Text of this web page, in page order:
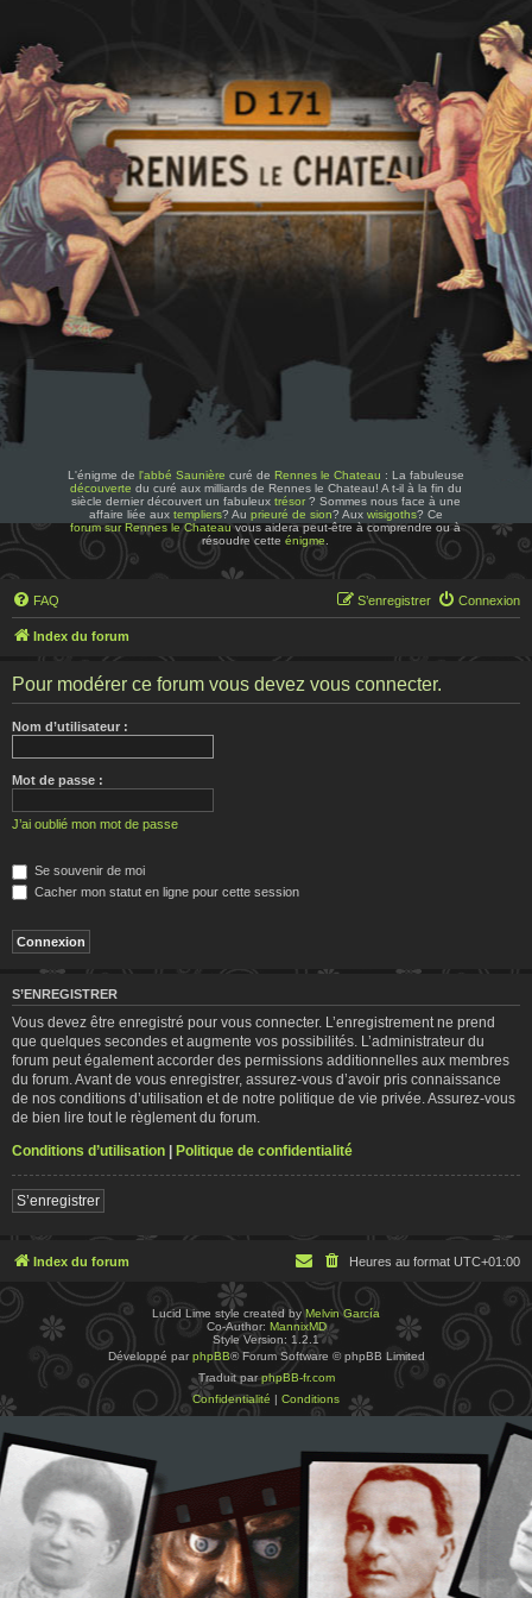
L'énigme de l'abbé Saunière curé de Rennes le Chateau : La fabuleuse
découverte du curé aux milliards de Rennes le Chateau! A t-il à la fin du
siècle dernier découvert un fabuleux trésor? Sommes nous face à une
affaire liée aux templiers? Au prieuré de sion? Aux wisigoths? Ce
forum sur Rennes le Chateauvous aidera peut-être à comprendre ou à
résoudre cetteénigme
FAQ Connexion
S’enregistrer
Index du forum
Pour modérer ce forum vous devez vous connecter.
Nom d’utilisateur :
Mot de passe :
J’ai oublié mon mot de passe
Se souvenir de moi
Cacher mon statut en ligne pour cette session
S’ENREGISTRER
Vous devez être enregistré pour vous connecter. L’enregistrement ne prend
que quelques secondes et augmente vos possibilités. L’administrateur du
forum peut également accorder des permissions additionnelles aux membres
du forum. Avant de vous enregistrer, assurez-vous d’avoir pris connaissance
de nos conditions d’utilisation et de notre politique de vie privée. Assurez-vous
de bien lire tout le règlement du forum.
Conditions d’utilisation | Politique de confidentialité
S’enregistrer
Index du forum Heures au format UTC+01:00
Lucid Lime style created byMelvin García
Co-Author: MannixMD
Style Version: 1.2.1
Développé par phpBB® Forum Software © phpBB Limited
Traduit parphpBB-fr.com
Confidentialité | Conditions